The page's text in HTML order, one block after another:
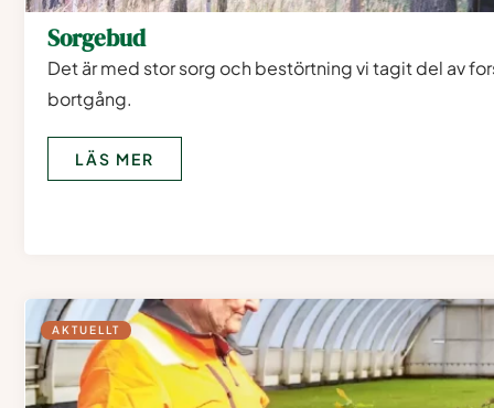
Sorgebud
Det är med stor sorg och bestörtning vi tagit del av
bortgång.
LÄS MER
AKTUELLT